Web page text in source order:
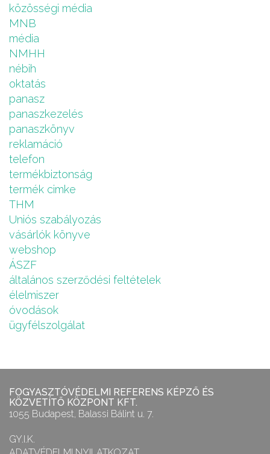
közösségi média
MNB
média
NMHH
nébih
oktatás
panasz
panaszkezelés
panaszkönyv
reklamáció
telefon
termékbiztonság
termék cimke
THM
Uniós szabályozás
vásárlók könyve
webshop
ÁSZF
általános szerződési feltételek
élelmiszer
óvodások
ügyfélszolgálat
FOGYASZTÓVÉDELMI REFERENS KÉPZŐ ÉS
KÖZVETÍTŐ KÖZPONT KFT.
1055 Budapest, Balassi Bálint u. 7.
GY.I.K.